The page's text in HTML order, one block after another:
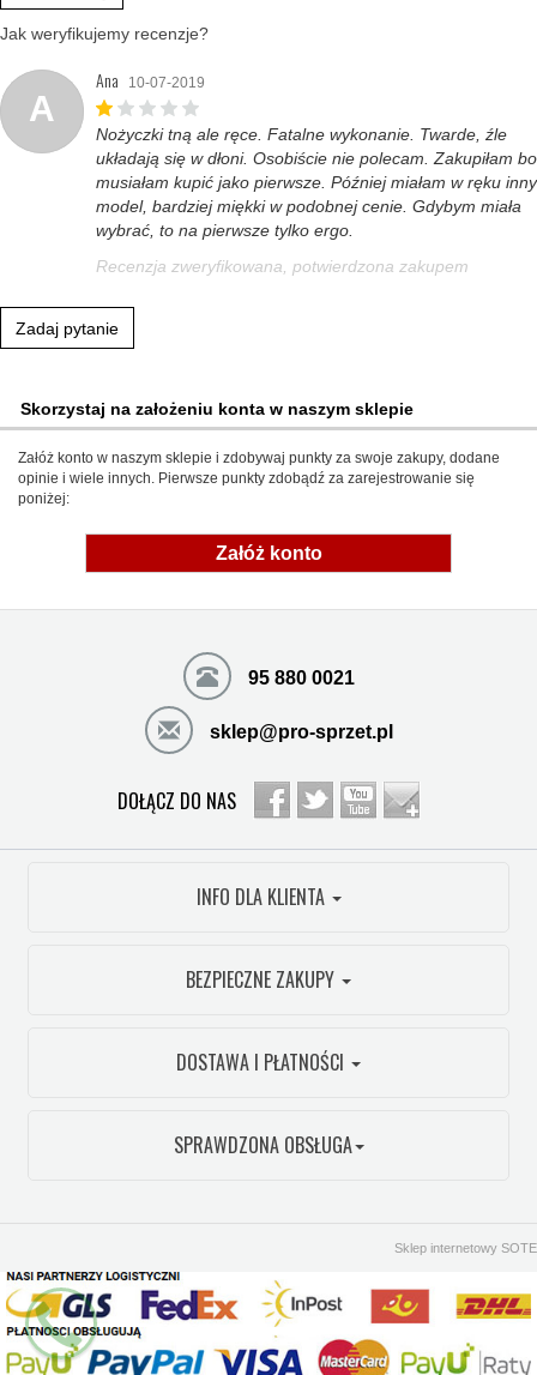
Jak weryfikujemy recenzje?
A
Ana 10-07-2019
Nożyczki tną ale ręce. Fatalne wykonanie. Twarde, źle
układają się w dłoni. Osobiście nie polecam. Zakupiłam bo
musiałam kupić jako pierwsze. Później miałam w ręku inny
model, bardziej miękki w podobnej cenie. Gdybym miała
wybrać, to na pierwsze tylko ergo.
Recenzja zweryfikowana, potwierdzona zakupem
Zadaj pytanie
Skorzystaj na założeniu konta w naszym sklepie
Załóż konto w naszym sklepie i zdobywaj punkty za swoje zakupy, dodane
opinie i wiele innych. Pierwsze punkty zdobądź za zarejestrowanie się
poniżej:
Załóż konto
95 880 0021
sklep@pro-sprzet.pl
DOŁĄCZ DO NAS
INFO DLA KLIENTA
BEZPIECZNE ZAKUPY
DOSTAWA I PŁATNOŚCI
SPRAWDZONA OBSŁUGA
Sklep internetowy SOTE